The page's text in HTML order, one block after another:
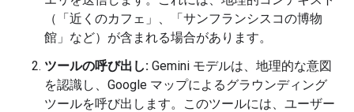
（「近くのカフェ」、「サンフランシスコの博物
館」など）が含まれる場合があります。
ツールの呼び出し: Gemini モデルは、地理的な意図
を認識し、Google マップによるグラウンディング
ツールを呼び出します。このツールには、ユーザー